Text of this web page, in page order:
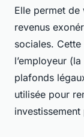
Elle permet de
revenus
sociales.
l’employeur
plafonds
utilisée pour
investissement